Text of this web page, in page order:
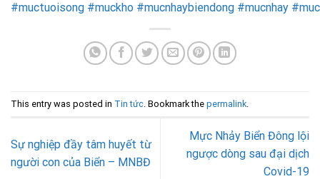
#muctuoisong #muckho #mucnhaybiendong #mucnhay
This entry was posted in Tin tức . Bookmark the permalink
Sự nghiệp đầy tâm huyết từ
người con của Biển – MNBĐ
Mực Nhảy Biển Đông lội
ngược dòng sau đại dịch
Covid-19